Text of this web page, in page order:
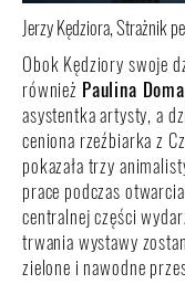
Jerzy Kędziora, Strażnik
Obok Kędziory swoje
również Paulina
asystentka artysty, a
ceniona rzeźbiarka z
pokazała trzy
prace podczas
centralnej części
trwania wystawy
zielone i nawodne